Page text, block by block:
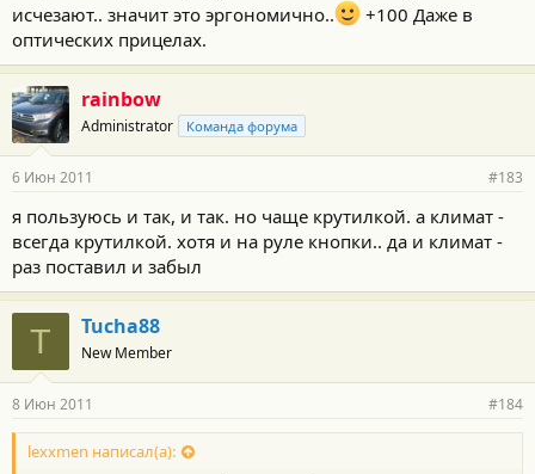
исчезают.. значит это эргономично..
+100 Даже в
оптических прицелах.
rainbow
Administrator Команда форума
6 Июн 2011 #183
я пользуюсь и так, и так. но чаще крутилкой. а климат -
всегда крутилкой. хотя и на руле кнопки.. да и климат -
раз поставил и забыл
T Tucha88
New Member
8 Июн 2011 #184
lexxmen написал(а):